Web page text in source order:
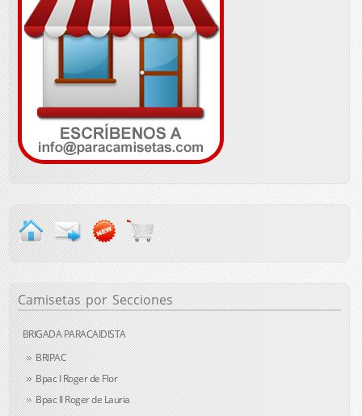
Camisetas por Secciones
BRIGADA PARACAIDISTA
BRIPAC
Bpac I Roger de Flor
Bpac II Roger de Lauria